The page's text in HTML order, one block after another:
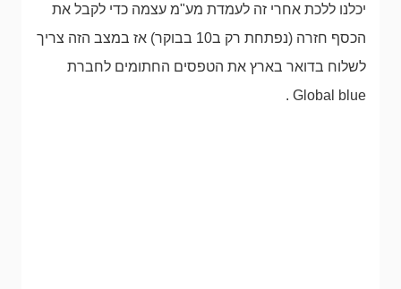
יכלנו ללכת אחרי זה לעמדת מע"מ עצמה כדי לקבל את
הכסף חזרה (נפתחת רק ב10 בבוקר) אז במצב הזה צריך
לשלוח בדואר בארץ את הטפסים החתומים לחברת
Global blue .